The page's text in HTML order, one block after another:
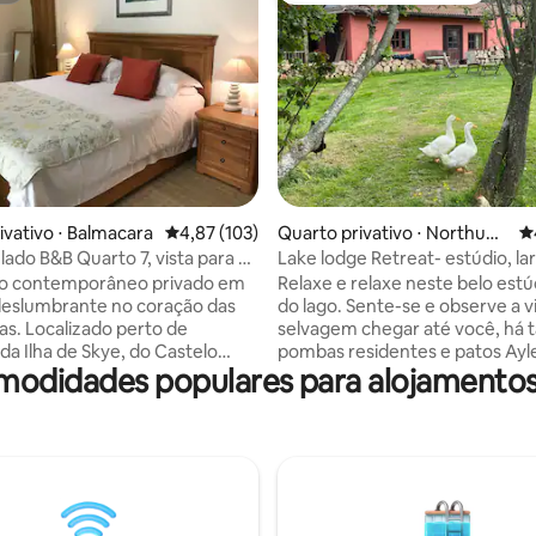
média de 5, 4 avaliações
⋅ Balmacara 4,87 de uma avaliação média de 5, 103
4,87 (103)
B&B Quarto 7, vista para a
contemporâneo privado em
no coração das
Localizado perto de
Ilha de Skye, do Castelo
e de algumas das paisagens
da Escócia. Este
acesso privado do lado de
Quarto privativo ⋅ Northum
berland
Lake lodge Retreat- estúdio,
lago
Relaxe e relaxe neste belo
do lago. Sente-se e observe a
selvagem chegar até você, há
pombas residentes e patos
Sazonalmente, há diferentes
selvagens, flores e árvores
voo com o aeroporto de
populares para